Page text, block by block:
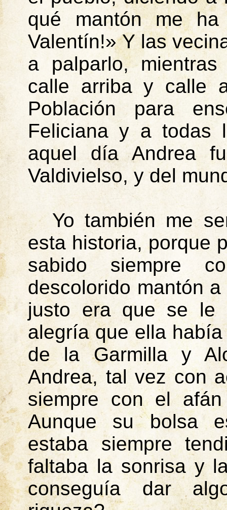
qué mantón me
Valentín!» Y las
a palparlo, mientras
calle arriba y calle
Población para
Feliciana y a todas
aquel día Andrea
Valdivielso, y del
Yo también me
esta historia, porque
sabido siempre
descolorido mantón
justo era que se le
alegría que ella
de la Garmilla y
Andrea, tal vez con
siempre con el
Aunque su bolsa
estaba siempre
faltaba la sonrisa y
conseguía dar